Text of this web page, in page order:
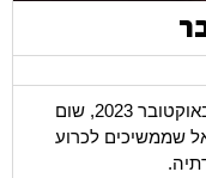
למרות שעברה שנה שלמה מאז השבעה באוקטובר 2023, שום
שממשיכים לכרוע